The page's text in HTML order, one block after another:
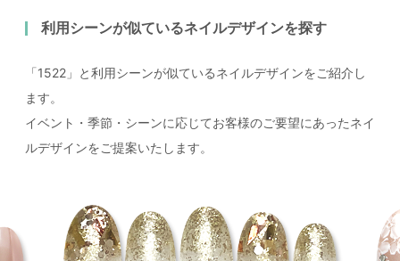
利用シーンが似ているネイルデザインを探す
「1522」と利用シーンが似ているネイルデザインをご紹介し
ます。
イベント・季節・シーンに応じてお客様のご要望にあったネイ
ルデザインをご提案いたします。